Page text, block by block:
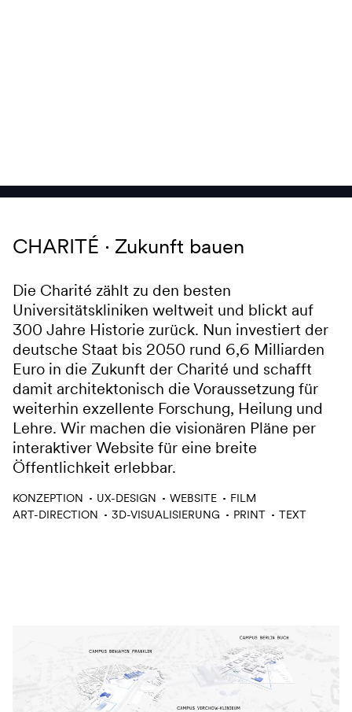
CHARITÉ Zukunft bauen
Die Charité zählt zu den besten
Universitätskliniken weltweit und blickt auf
300 Jahre Historie zurück. Nun investiert der
deutsche Staat bis 2050 rund 6,6 Milliarden
Euro in die Zukunft der Charité und schafft
damit architektonisch die Voraussetzung für
weiterhin exzellente Forschung, Heilung und
Lehre. Wir machen die visionären Pläne per
interaktiver Website für eine breite
Öffentlichkeit erlebbar.
KONZEPTION UX-DESIGN WEBSITE
FILM
ART-DIRECTION
3D-VISUALISIERUNG PRINT TEXT